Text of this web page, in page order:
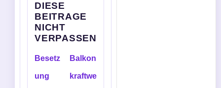
DIESE
BEITRAGE
NICHT
VERPASSEN
Besetz
ung
Balkon
kraftwe